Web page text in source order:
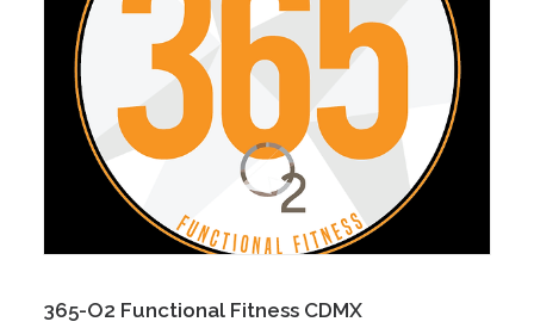
365-O2 Functional Fitness CDMX